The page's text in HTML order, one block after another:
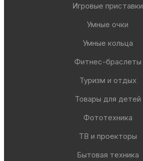
Игровые приставки
Умные очки
Умные кольца
Фитнес-браслеты
Туризм и отдых
Товары для детей
Фототехника
ТВ и проекторы
Бытовая техника